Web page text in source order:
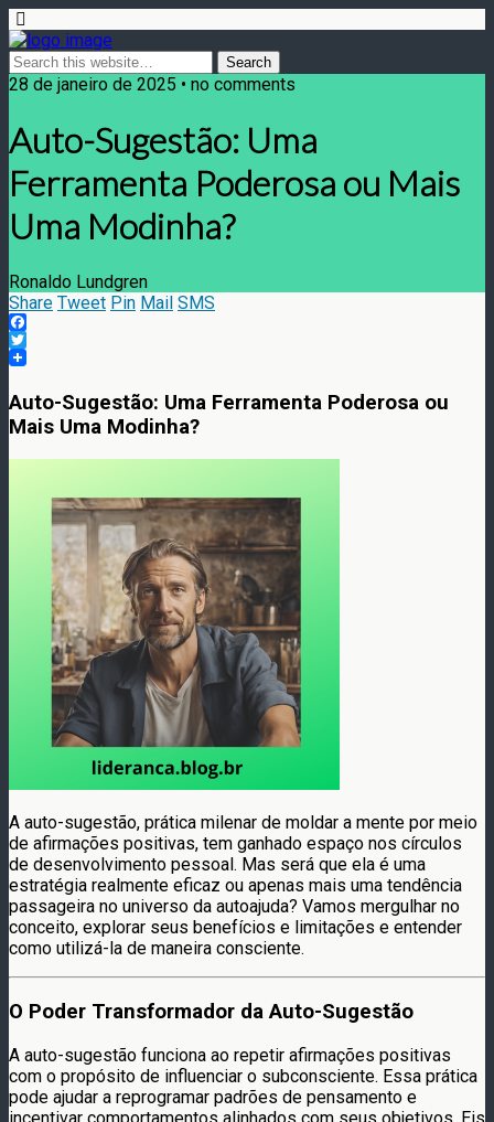
28 de janeiro de 2025 • no comments
Auto-Sugestão: Uma
Ferramenta Poderosa ou Mais
Uma Modinha?
Ronaldo Lundgren
Share Tweet Pin Mail SMS
Facebook
Twitter
Auto-Sugestão: Uma Ferramenta Poderosa ou
Mais Uma Modinha?
A auto-sugestão, prática milenar de moldar a mente por meio
de afirmações positivas, tem ganhado espaço nos círculos
de desenvolvimento pessoal. Mas será que ela é uma
estratégia realmente eficaz ou apenas mais uma tendência
passageira no universo da autoajuda? Vamos mergulhar no
conceito, explorar seus benefícios e limitações e entender
como utilizá-la de maneira consciente.
O Poder Transformador da Auto-Sugestão
A auto-sugestão funciona ao repetir afirmações positivas
com o propósito de influenciar o subconsciente. Essa prática
pode ajudar a reprogramar padrões de pensamento e